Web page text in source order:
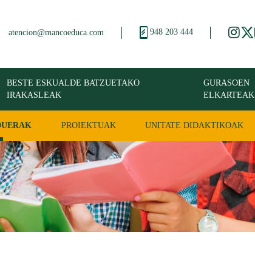
atencion@mancoeduca.com 948 203 444
BESTE ESKUALDE BATZUETAKO
IRAKASLEAK
GURASOEN
ELKARTEAK
PROIEKTUAK UNITATE DIDAKTIKOAK